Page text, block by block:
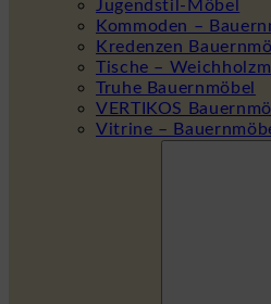
Jugendstil-Möbel
Kommoden –
Kredenzen
Tische –
Truhe Bauernmöbel
VERTIKOS
Vitrine –